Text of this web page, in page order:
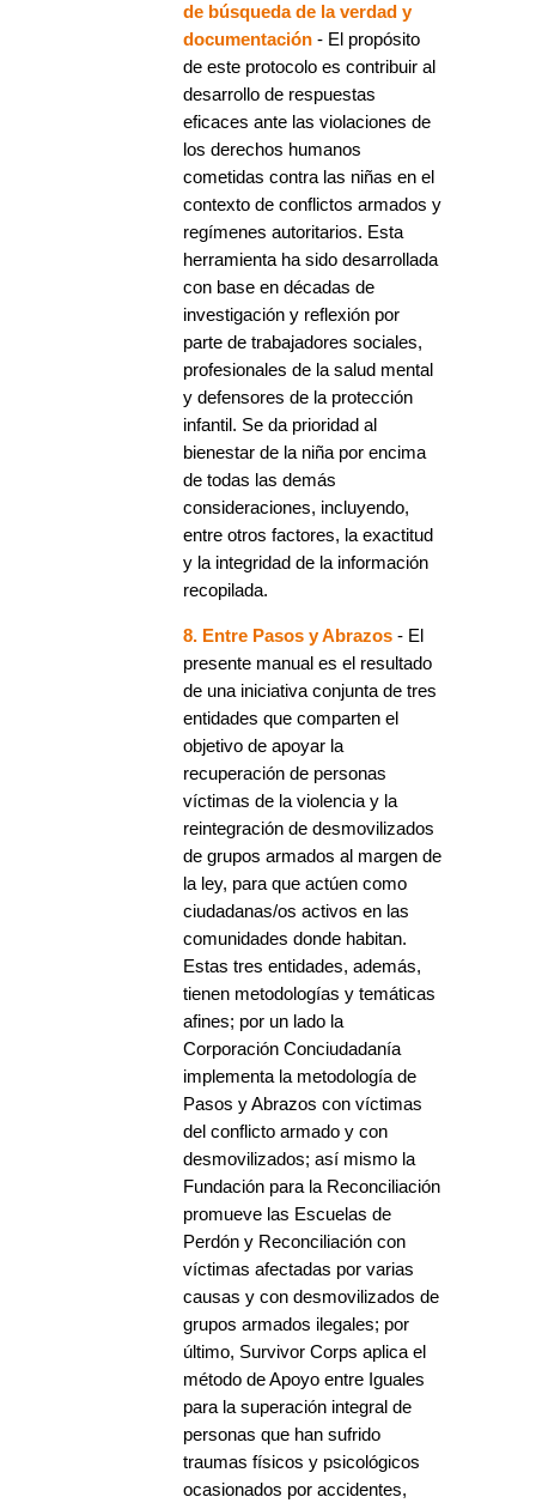
de búsqueda de la verdad y
documentación - El propósito
de este protocolo es contribuir al
desarrollo de respuestas
eficaces ante las violaciones de
los derechos humanos
cometidas contra las niñas en el
contexto de conflictos armados y
regímenes autoritarios. Esta
herramienta ha sido desarrollada
con base en décadas de
investigación y reflexión por
parte de trabajadores sociales,
profesionales de la salud mental
y defensores de la protección
infantil. Se da prioridad al
bienestar de la niña por encima
de todas las demás
consideraciones, incluyendo,
entre otros factores, la exactitud
y la integridad de la información
recopilada.
8. Entre Pasos y Abrazos - El
presente manual es el resultado
de una iniciativa conjunta de tres
entidades que comparten el
objetivo de apoyar la
recuperación de personas
víctimas de la violencia y la
reintegración de desmovilizados
de grupos armados al margen de
la ley, para que actúen como
ciudadanas/os activos en las
comunidades donde habitan.
Estas tres entidades, además,
tienen metodologías y temáticas
afines; por un lado la
Corporación Conciudadanía
implementa la metodología de
Pasos y Abrazos con víctimas
del conflicto armado y con
desmovilizados; así mismo la
Fundación para la Reconciliación
promueve las Escuelas de
Perdón y Reconciliación con
víctimas afectadas por varias
causas y con desmovilizados de
grupos armados ilegales; por
último, Survivor Corps aplica el
método de Apoyo entre Iguales
para la superación integral de
personas que han sufrido
traumas físicos y psicológicos
ocasionados por accidentes,